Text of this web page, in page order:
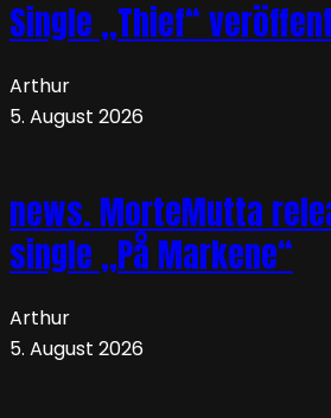
Single „Thief“
Arthur
5. August 2026
news. MorteMutta
single „På Markene“
Arthur
5. August 2026